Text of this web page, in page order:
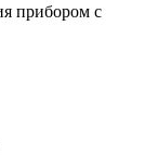
прибором с